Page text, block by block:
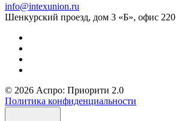
info@intexunion.ru
Шенкурский проезд, дом 3 «Б», офис 220
© 2026 Аспро: Приорити 2.0
Политика конфиденциальности